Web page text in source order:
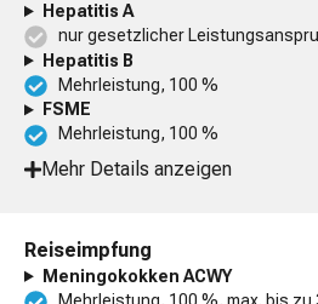
Hepatitis A
nur gesetzlicher
Hepatitis B
Mehrleistung, 100 %
FSME
Mehrleistung, 100 %
Mehr Details anzeigen
Reiseimpfung
Meningokokken ACWY